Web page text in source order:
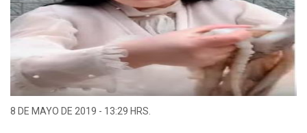
8 DE MAYO DE 2019 - 13:29 HRS.